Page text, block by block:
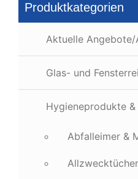
Produktkategorien
Aktuelle Angebote/
Glas- und
Hygieneprodukte &
Abfalleimer &
Allzwecktücher